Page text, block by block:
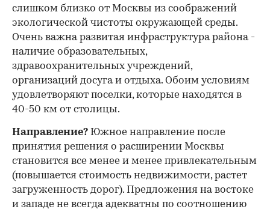
слишком близко от Москвы из соображений
экологической чистоты окружающей среды.
Очень важна развитая инфраструктура района -
наличие образовательных,
здравоохранительных учреждений,
организаций досуга и отдыха. Обоим условиям
удовлетворяют поселки, которые находятся в
40-50 км от столицы.
Направление? Южное направление после
принятия решения о расширении Москвы
становится все менее и менее привлекательным
(повышается стоимость недвижимости, растет
загруженность дорог). Предложения на востоке
и западе не всегда адекватны по соотношению